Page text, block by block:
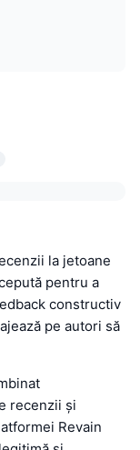
la jetoane
pentru a
constructiv
pe autori să
recenzii și
Revain